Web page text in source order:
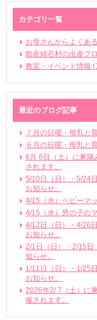
カテゴリ一覧
お母さんからよくあ
助産婦石村の出産ブ
教室・イベント情報
最近のブログ記事
７月の日曜・母乳と
６月の日曜・母乳と
6月 6日（土）に東陽
されます。
5/10日（日）・5/24
お知らせ。
4/15（水）ベビーマ
4/15（水）男の子の
4/12日（日）・4/26
お知らせ。
2/1日（日）・2/15日
知らせ。
1/11日（日）・1/25
お知らせ。
2026年2/ 7（土）に
催されます。